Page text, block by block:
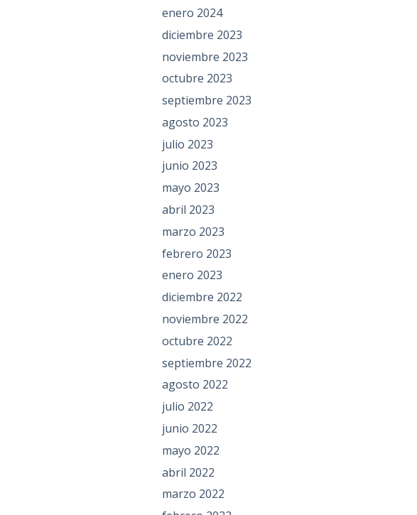
enero 2024
diciembre 2023
noviembre 2023
octubre 2023
septiembre 2023
agosto 2023
julio 2023
junio 2023
mayo 2023
abril 2023
marzo 2023
febrero 2023
enero 2023
diciembre 2022
noviembre 2022
octubre 2022
septiembre 2022
agosto 2022
julio 2022
junio 2022
mayo 2022
abril 2022
marzo 2022